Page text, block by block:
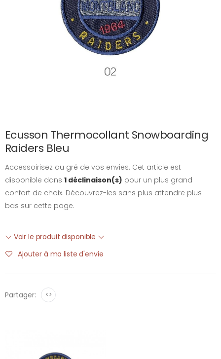
Ecusson Thermocollant Snowboarding
Raiders Bleu
Accessoirisez au gré de vos envies. Cet article est
disponible dans 1 déclinaison(s) pour un plus grand
confort de choix. Découvrez-les sans plus attendre plus
bas sur cette page.
Voir le produit disponible
Ajouter à ma liste d'envie
Partager: <>